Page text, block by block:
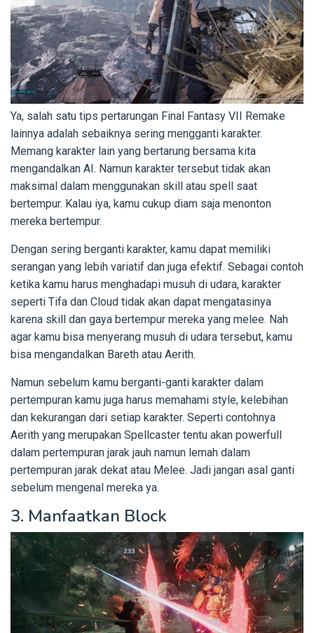
Ya, salah satu tips pertarungan Final Fantasy VII Remake
lainnya adalah sebaiknya sering mengganti karakter.
Memang karakter lain yang bertarung bersama kita
mengandalkan AI. Namun karakter tersebut tidak akan
maksimal dalam menggunakan skill atau spell saat
bertempur. Kalau iya, kamu cukup diam saja menonton
mereka bertempur.
Dengan sering berganti karakter, kamu dapat memiliki
serangan yang lebih variatif dan juga efektif. Sebagai contoh
ketika kamu harus menghadapi musuh di udara, karakter
seperti Tifa dan Cloud tidak akan dapat mengatasinya
karena skill dan gaya bertempur mereka yang melee. Nah
agar kamu bisa menyerang musuh di udara tersebut, kamu
bisa mengandalkan Bareth atau Aerith.
Namun sebelum kamu berganti-ganti karakter dalam
pertempuran kamu juga harus memahami style, kelebihan
dan kekurangan dari setiap karakter. Seperti contohnya
Aerith yang merupakan Spellcaster tentu akan powerfull
dalam pertempuran jarak jauh namun lemah dalam
pertempuran jarak dekat atau Melee. Jadi jangan asal ganti
sebelum mengenal mereka ya.
3. Manfaatkan Block